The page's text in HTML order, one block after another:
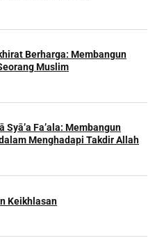
Berharga: Membangun
Muslim
Syā’a Fa’ala: Membangun
Menghadapi Takdir Allah
Keikhlasan